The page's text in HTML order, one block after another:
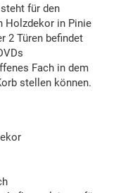
für den
Holzdekor in Pinie
2 Türen befindet
Fach in dem
stellen können.